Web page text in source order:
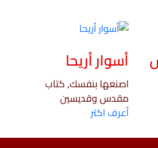
أسوار أريحا
اصنعها بنفسك, كتاب
مقدس وقديسين
أعرف اكتر